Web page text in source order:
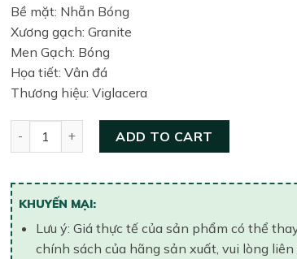
Bề mặt: Nhẵn Bóng
Xương gạch: Granite
Men Gạch: Bóng
Họa tiết: Vân đá
Thương hiệu: Viglacera
ADD TO CART
KHUYẾN MẠI:
Lưu ý: Giá thực tế của sản phẩm có thể
chính sách của hãng sản xuất, vui lòng liên